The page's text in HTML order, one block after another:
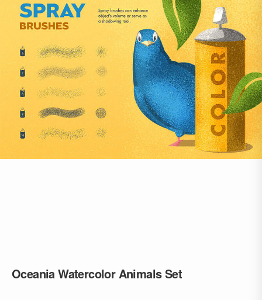
Oceania Watercolor Animals Set